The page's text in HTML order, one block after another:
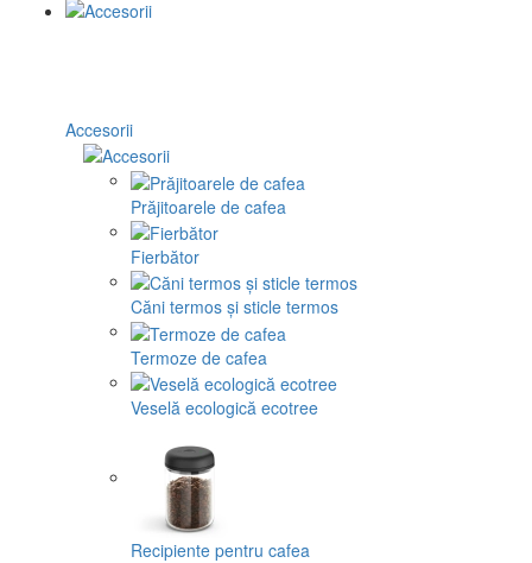
Accesorii
Prăjitoarele de cafea
Fierbător
Căni termos și sticle termos
Termoze de cafea
Veselă ecologică ecotree
Recipiente pentru cafea